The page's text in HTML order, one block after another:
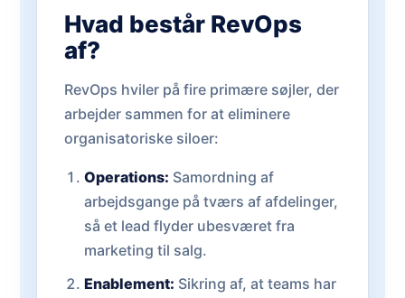
Hvad består RevOps
af?
RevOps hviler på fire primære søjler, der
arbejder sammen for at eliminere
organisatoriske siloer:
Operations: Samordning af
arbejdsgange på tværs af afdelinger,
så et lead flyder ubesværet fra
marketing til salg.
Enablement: Sikring af, at teams har